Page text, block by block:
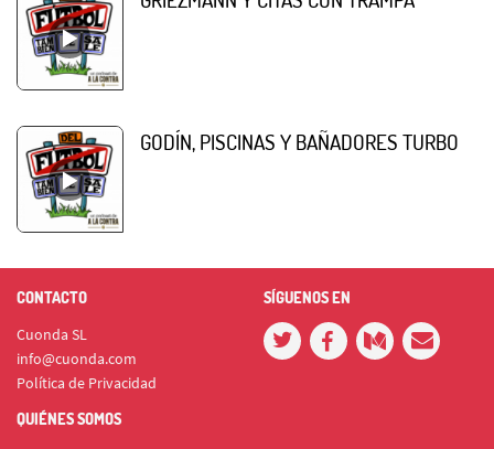
GODÍN, PISCINAS Y BAÑADORES TURBO
CONTACTO
Cuonda SL
info@cuonda.com
Política de Privacidad
SÍGUENOS EN
QUIÉNES SOMOS